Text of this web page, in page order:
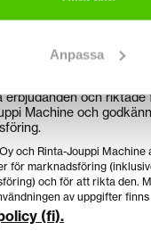
Anpassa
del av
den. *
erbjudanden och riktade
Machine och
och Rinta-Jouppi Machine
för marknadsföring
och för att rikta den.
av uppgifter
(fi).